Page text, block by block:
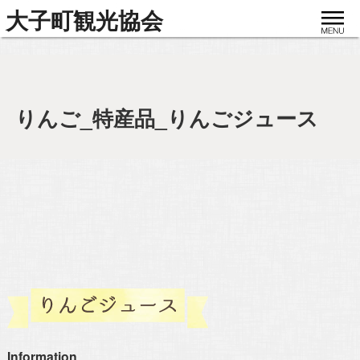
大子町観光協会 toggle
りんご_特産品_りんごジュース